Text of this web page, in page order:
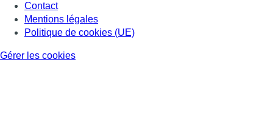
Contact
Mentions légales
Politique de cookies (UE)
Gérer les cookies